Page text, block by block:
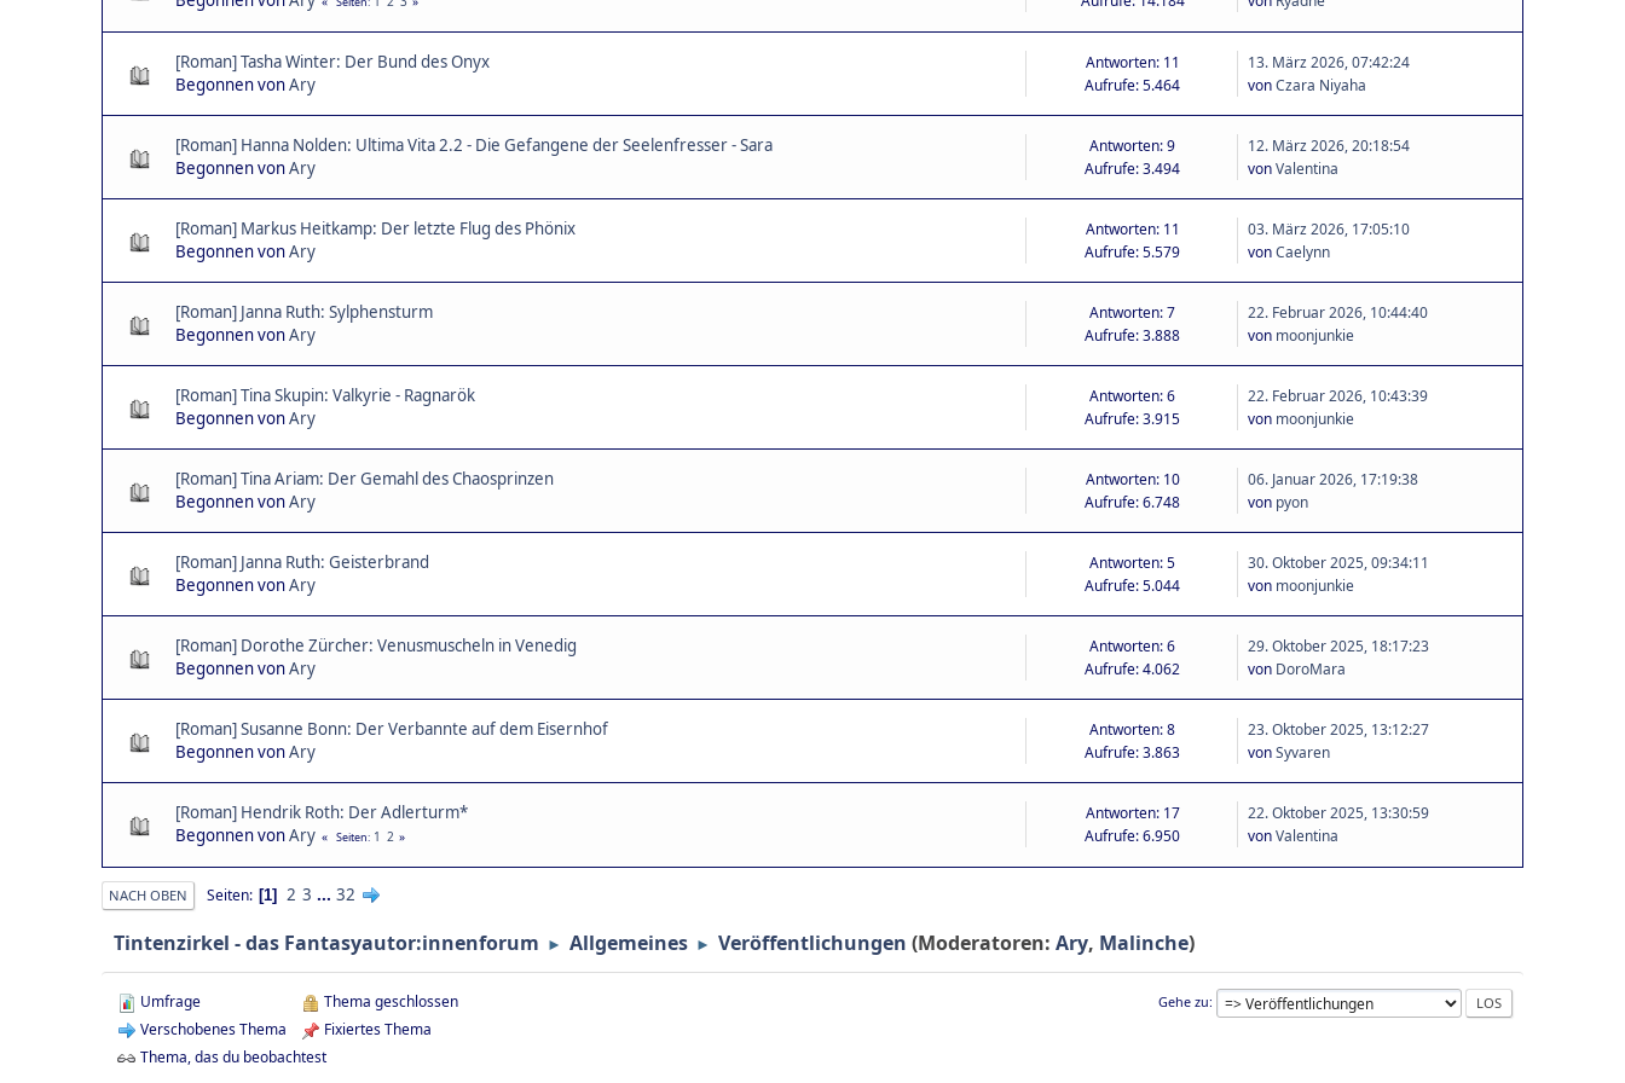
[Roman] Tasha Winter: Der Bund des Onyx
Begonnen vonAry
Antworten: 11
Aufrufe: 5.464
13. März 2026, 07:42:24
vonCzara Niyaha
[Roman] Hanna Nolden: Ultima Vita 2.2 - Die Gefangene der Seelenfresser - Sara
Begonnen vonAry
Antworten: 9
Aufrufe: 3.494
12. März 2026, 20:18:54
vonValentina
[Roman] Markus Heitkamp: Der letzte Flug des Phönix
Begonnen vonAry
Antworten: 11
Aufrufe: 5.579
03. März 2026, 17:05:10
vonCaelynn
[Roman] Janna Ruth: Sylphensturm
Begonnen vonAry
Antworten: 7
Aufrufe: 3.888
22. Februar 2026, 10:44:40
von moonjunkie
[Roman] Tina Skupin: Valkyrie - Ragnarök
Begonnen vonAry
Antworten: 6
Aufrufe: 3.915
22. Februar 2026, 10:43:39
von moonjunkie
[Roman] Tina Ariam: Der Gemahl des Chaosprinzen
Begonnen vonAry
Antworten: 10
Aufrufe: 6.748
06. Januar 2026, 17:19:38
von pyon
[Roman] Janna Ruth: Geisterbrand
Begonnen vonAry
Antworten: 5
Aufrufe: 5.044
30. Oktober 2025, 09:34:11
von moonjunkie
[Roman] Dorothe Zürcher: Venusmuscheln in Venedig
Begonnen vonAry
Antworten: 6
Aufrufe: 4.062
29. Oktober 2025, 18:17:23
von DoroMara
[Roman] Susanne Bonn: Der Verbannte auf dem Eisernhof
Begonnen vonAry
Antworten: 8
Aufrufe: 3.863
23. Oktober 2025, 13:12:27
vonSyvaren
[Roman] Hendrik Roth: Der Adlerturm*
Begonnen vonAry Seiten 1 2
Antworten: 17
Aufrufe: 6.950
22. Oktober 2025, 13:30:59
vonValentina
NACH OBEN Seiten 1 2 3 ... 32
Tintenzirkel - das Fantasyautor:innenforum ► Allgemeines ► Veröffentlichungen (Moderatoren: Ary, Malinche)
Gehe zu
Umfrage
Verschobenes Thema
Thema geschlossen
Fixiertes Thema
Thema, das du beobachtest